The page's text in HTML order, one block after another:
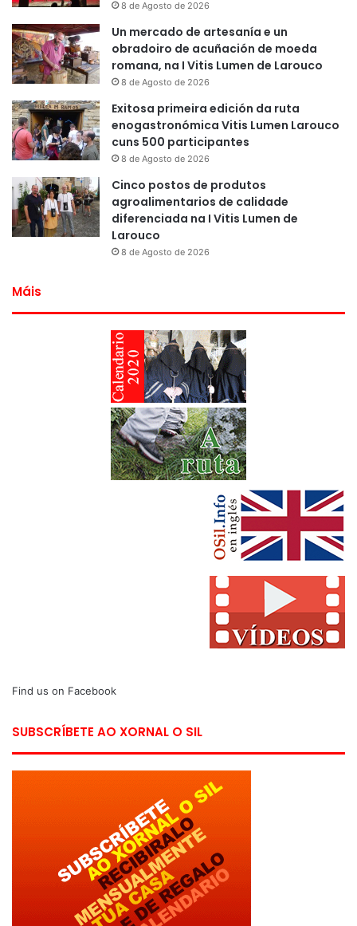
8 de Agosto de 2026
Un mercado de artesanía e un
obradoiro de acuñación de moeda
romana, na I Vitis Lumen de Larouco
8 de Agosto de 2026
Exitosa primeira edición da ruta
enogastronómica Vitis Lumen Larouco
cuns 500 participantes
8 de Agosto de 2026
Cinco postos de produtos
agroalimentarios de calidade
diferenciada na I Vitis Lumen de
Larouco
8 de Agosto de 2026
Máis
Find us on Facebook
SUBSCRÍBETE AO XORNAL O SIL